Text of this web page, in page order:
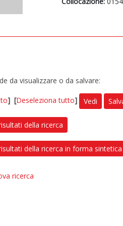
da visualizzare o da salvare:
] [Deseleziona tutto] Vedi
della ricerca
della ricerca in forma sintetica
ricerca